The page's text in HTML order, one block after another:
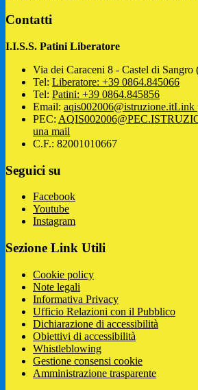
Contatti
I.I.S.S. Patini Liberatore
Via dei Caraceni 8 - Castel di Sangro
Tel: Liberatore: +39 0864.845066
Tel: Patini: +39 0864.845856
Email: aqis002006@istruzione.itLink
PEC:
una mail
C.F.: 82001010667
Seguici su
Facebook
Youtube
Instagram
Sezione Link Utili
Cookie policy
Note legali
Informativa Privacy
Ufficio Relazioni con il Pubblico
Dichiarazione di accessibilità
Obiettivi di accessibilità
Whistleblowing
Gestione consensi cookie
Amministrazione trasparente